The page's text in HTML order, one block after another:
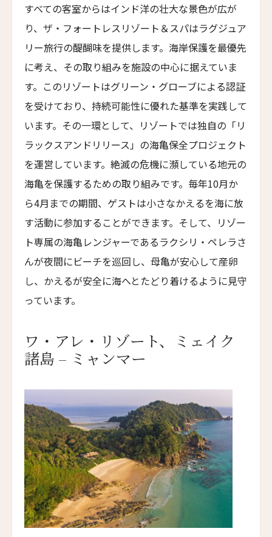
ホテル ウニコ マドリード
Hotel Único Madrid
ホテル・アーバン・マドリード
Hotel Urban Madrid
エル・ホテル
ル・ナルシス・ブラン・ホテル＆スパ
ホテル・サン・レジス
ホテル・ノーマン・パリ
グランド・パワーズ
グランド・ホテル・デュ・パレ・ロワイヤル
Grand Hôtel du Palais Royal
ザ・エジソン・ジョージタウン
The Edison George Town
ヴィラヘヴン・リゾート・モルディブ
Villa Haven Resort Maldives
アマヤ
Amaya
ル・マ・バロッサ
Le Mas Barossa
イズリントン・ホテル
Islington Hotel
すべての客室からはインド洋の壮大な景色が広が
り、ザ・フォートレスリゾート＆スパはラグジュア
リー旅行の醍醐味を提供します。海岸保護を最優先
に考え、その取り組みを施設の中心に据えていま
す。このリゾートはグリーン・グローブによる認証
を受けており、持続可能性に優れた基準を実践して
います。その一環として、リゾートでは独自の「リ
ラックスアンドリリース」の海亀保全プロジェクト
を運営しています。絶滅の危機に瀕している地元の
海亀を保護するための取り組みです。毎年10月か
ら4月までの期間、ゲストは小さなかえるを海に放
す活動に参加することができます。そして、リゾー
ト専属の海亀レンジャーであるラクシリ・ペレラさ
んが夜間にビーチを巡回し、母亀が安心して産卵
し、かえるが安全に海へとたどり着けるように見守
っています。
ワ・アレ・リゾート、ミェイク
諸島 – ミャンマー